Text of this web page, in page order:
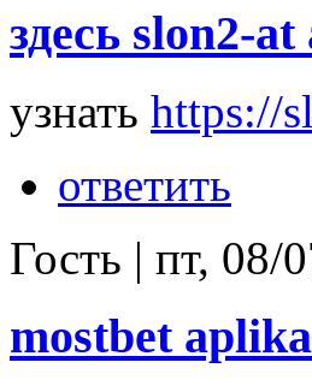
здесь slon2-at
узнать https://
ответить
Гость | пт, 08/
mostbet